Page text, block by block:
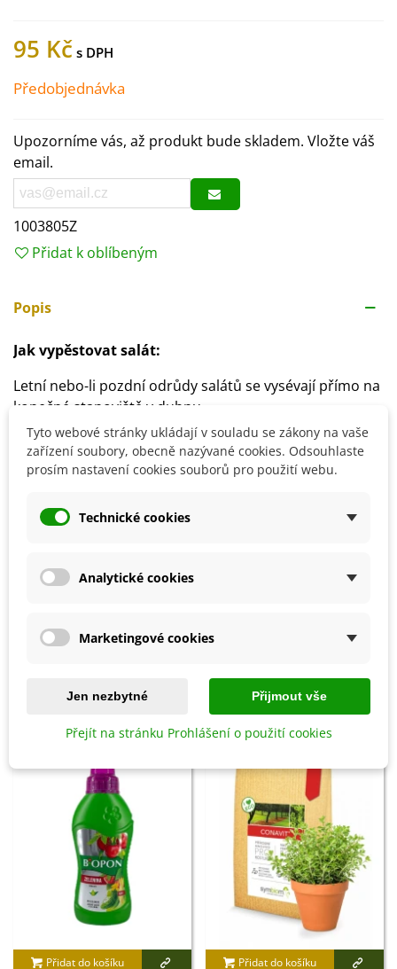
95 Kč
Předobjednávka
Upozorníme vás, až produkt bude skladem. Vložte váš
email.
1003805Z
Přidat k oblíbeným
Popis
Jak vypěstovat salát:
Letní nebo-li pozdní odrůdy salátů se vysévají přímo na
konečné stanoviště v dubnu.
Stanoviště volíme slunečné s teplotami kolem 10 -
20°C.
Klíčení trvá přibližně 10 - 14 nebo déle v závislosti na
Sazenice doporučujeme zakrýt netkanou textilií jako
humus.
Přidat do košíku Přidat do košíku
Tyto webové stránky ukládají v souladu se zákony na vaše
zařízení soubory, obecně nazývané cookies. Odsouhlaste
prosím nastavení cookies souborů pro použití webu.
Technické cookies
Analytické cookies
Marketingové cookies
Jen nezbytné Přijmout vše
Přejít na stránku Prohlášení o použití cookies